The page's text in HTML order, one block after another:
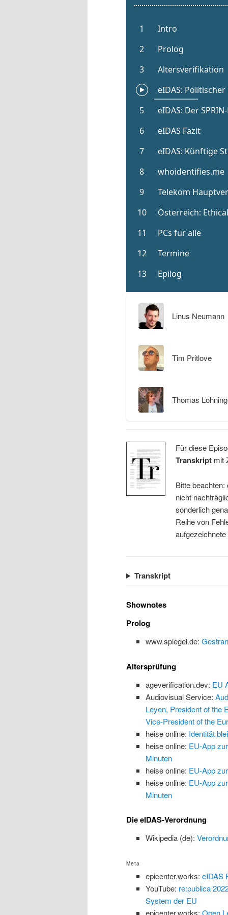
Linus Neumann
Tim Pritlove
Thomas
Für diese
Transkriptmit
Bitte
nicht
sonderlich
Reihe von
Transkript
Shownotes
Prolog
www.spiegel.de:
Altersprüfung
ageverification.dev: EU
Audiovisual Service:
Leyen, President of the
Vice-President of the
heise online: Identität
heise online: EU-App
Minuten
heise online: EU-App
heise online: EU-App
Minuten
Die eIDAS-Verordnung
Wikipedia (de):
Meta
epicenter.works: eIDAS
YouTube: re:publica
System der EU
epicenter.works: Open